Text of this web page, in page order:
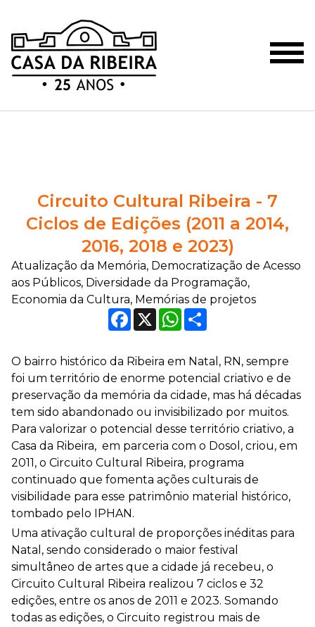
Circuito Cultural Ribeira - 7
Ciclos de Edições (2011 a 2014,
2016, 2018 e 2023)
Atualização da Memória, Democratização de Acesso
aos Públicos, Diversidade da Programação,
Economia da Cultura, Memórias de projetos
Facebook
X WhatsApp
O bairro histórico da Ribeira em Natal, RN, sempre
foi um território de enorme potencial criativo e de
preservação da memória da cidade, mas há décadas
tem sido abandonado ou invisibilizado por muitos.
Para valorizar o potencial desse território criativo, a
Casa da Ribeira, em parceria com o Dosol, criou, em
2011, o Circuito Cultural Ribeira, programa
continuado que fomenta ações culturais de
visibilidade para esse patrimônio material histórico,
tombado pelo IPHAN.
Uma ativação cultural de proporções inéditas para
Natal, sendo considerado o maior festival
simultâneo de artes que a cidade já recebeu, o
Circuito Cultural Ribeira realizou 7 ciclos e 32
edições, entre os anos de 2011 e 2023. Somando
todas as edições, o Circuito registrou mais de